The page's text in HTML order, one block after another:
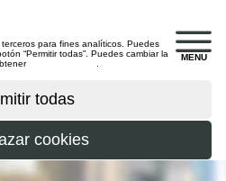
MENU
para fines analíticos. Puedes
“Permitir todas”. Puedes cambiar la